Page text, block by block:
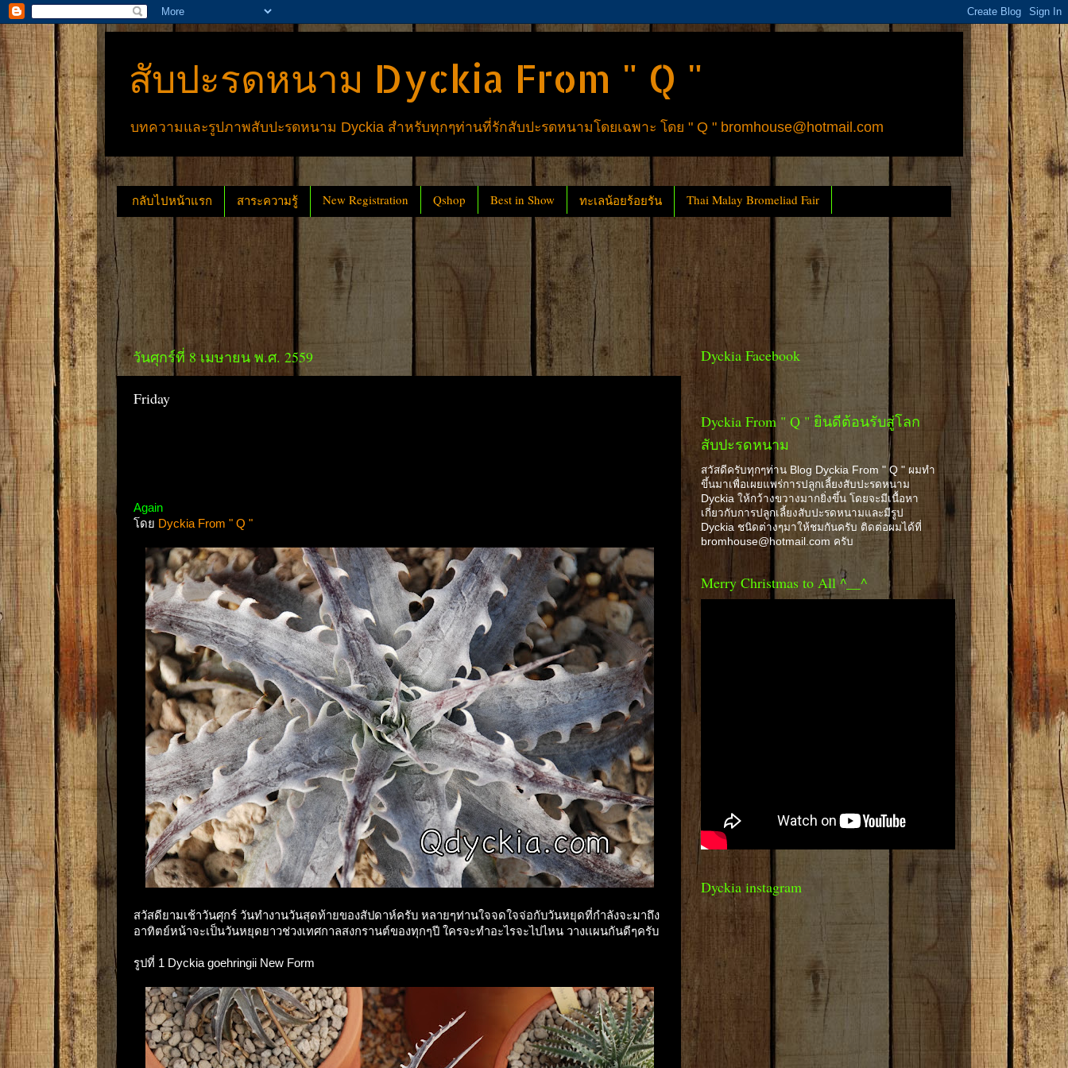
สับปะรดหนาม Dyckia From " Q "
บทความและรูปภาพสับปะรดหนาม Dyckia สำหรับทุกๆท่านที่รักสับปะรดหนามโดยเฉพาะ โดย " Q " bromhouse@hotmail.com
กลับไปหน้าแรก สาระความรู้ New Registration Qshop Best in Show ทะเลน้อยร้อยรัน Thai Malay Bromeliad Fair
วันศุกร์ที่ 8 เมษายน พ.ศ. 2559
Friday
Again
โดย Dyckia From " Q "
สวัสดียามเช้าวันศุกร์ วันทำงานวันสุดท้ายของสัปดาห์ครับ หลายๆท่านใจจดใจจ่อกับวันหยุดที่กำลังจะมาถึง
อาทิตย์หน้าจะเป็นวันหยุดยาวช่วงเทศกาลสงกรานต์ของทุกๆปี ใครจะทำอะไรจะไปไหน วางเเผนกันดีๆครับ
รูปที่ 1 Dyckia goehringii New Form
Dyckia Facebook
Dyckia From " Q " ยินดีต้อนรับสู่โลก
สับปะรดหนาม
สวัสดีครับทุกๆท่าน Blog Dyckia From " Q " ผมทำ
ขึ้นมาเพื่อเผยแพร่การปลูกเลี้ยงสับปะรดหนาม
Dyckia ให้กว้างขวางมากยิ่งขึ้น โดยจะมีเนื้อหา
เกี่ยวกับการปลูกเลี้ยงสับปะรดหนามและมีรูป
Dyckia ชนิดต่างๆมาให้ชมกันครับ ติดต่อผมได้ที่
bromhouse@hotmail.com ครับ
Merry Christmas to All ^__^
Dyckia instagram